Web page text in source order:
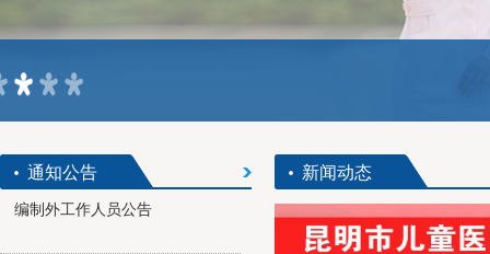
通知公告
昆明市儿童医院限制类医疗技术
昆明市儿童医院2026年公开招聘
编制外工作人员公告
新闻动态